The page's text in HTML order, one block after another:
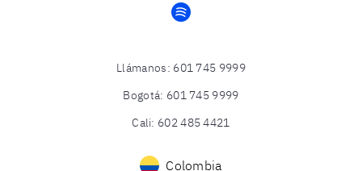
spotify
Llámanos: 601 745 9999
Bogotá: 601 745 9999
Cali: 602 485 4421
Colombia